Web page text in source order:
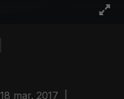
18 mar. 2017